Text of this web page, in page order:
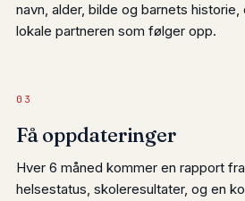
navn, alder, bilde og barnets historie,
lokale partneren som følger opp.
03
Få oppdateringer
Hver 6 måned kommer en rapport
helsestatus, skoleresultater, og en